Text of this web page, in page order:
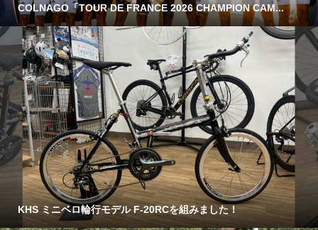
COLNAGO「TOUR DE FRANCE 2026 CHAMPION CAM...
KHS ミニベロ輪行モデル F-20RCを組みました！